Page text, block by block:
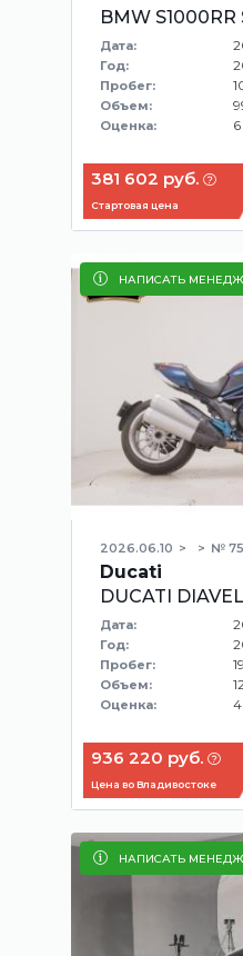
BMW S1000RR
Дата:
Год:
Пробег:
Объем:
Оценка: 6
381 602 руб.
Стартовая цена
НАПИСАТЬ
2026.06.10 №
Ducati
DUCATI DIAVEL
Дата:
Год:
Пробег:
Объем:
Оценка: 4
936 220 руб.
Цена во Владивостоке
НАПИСАТЬ